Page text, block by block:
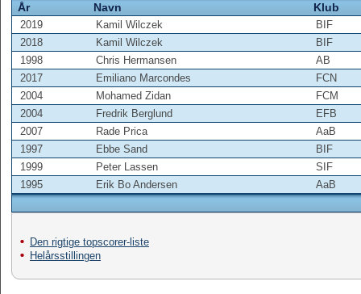
År
Navn Klub
2019 Kamil Wilczek
BIF
2018
Kamil Wilczek
BIF
1998
Chris Hermansen
AB
2017
Emiliano Marcondes
FCN
2004
Mohamed Zidan
FCM
2004
Fredrik Berglund
EFB
2007
Rade Prica
AaB
1997
Ebbe Sand
BIF
1999
Peter Lassen
SIF
1995
Erik Bo Andersen AaB
Den rigtige topscorer-liste
Helårsstillingen